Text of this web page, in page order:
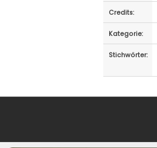
Credits:
Kategorie:
Stichwörter: